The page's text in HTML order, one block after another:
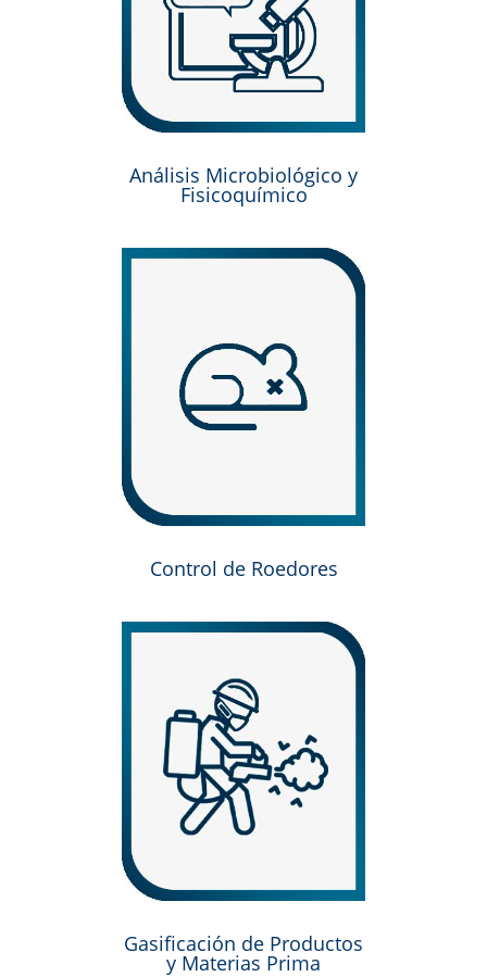
Análisis Microbiológico y
Fisicoquímico
Control de Roedores
Gasificación de Productos
y Materias Prima